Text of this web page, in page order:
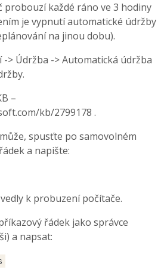
probouzí každé ráno ve 3 hodiny
je vypnutí automatické údržby
na jinou dobu).
-> Údržba -> Automatická údržba
–
kb/2799178 .
spusťte po samovolném
a napište:
k probuzení počítače.
řádek jako správce
a napsat: